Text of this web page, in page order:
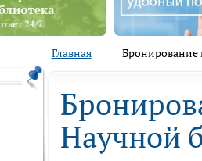
Главная
Научной